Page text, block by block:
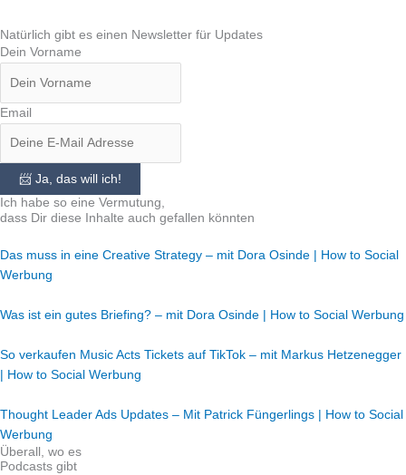
Natürlich gibt es einen Newsletter für Updates
Dein Vorname
Email
📨 Ja, das will ich!
Ich habe so eine Vermutung,
dass Dir diese Inhalte auch gefallen könnten
Das muss in eine Creative Strategy – mit Dora Osinde | How to Social
Werbung
Was ist ein gutes Briefing? – mit Dora Osinde | How to Social Werbung
So verkaufen Music Acts Tickets auf TikTok – mit Markus Hetzenegger
| How to Social Werbung
Thought Leader Ads Updates – Mit Patrick Füngerlings | How to Social
Werbung
Überall, wo es
Podcasts gibt